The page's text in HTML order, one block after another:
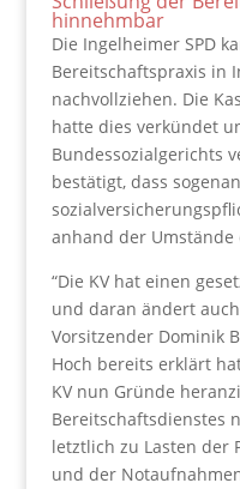
hinnehmbar
Die Ingelheimer SPD
Bereitschaftspraxis in
nachvollziehen. Die
hatte dies verkündet
Bundessozialgerichts
bestätigt, dass
anhand der Umstände
“Die KV hat einen
und daran ändert auch
Vorsitzender Dominik
Hoch bereits erklärt
KV nun Gründe
Bereitschaftsdienstes
letztlich zu Lasten der
und der